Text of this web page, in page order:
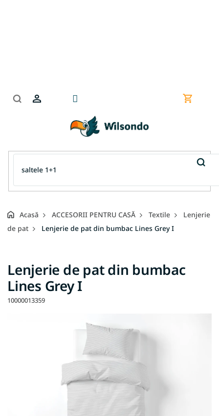
Coş
Acasă ACCESORII PENTRU CASĂ Textile
Lenjerie
de pat
Lenjerie de pat din bumbac Lines Grey I
Lenjerie de pat din bumbac
Lines Grey I
10000013359